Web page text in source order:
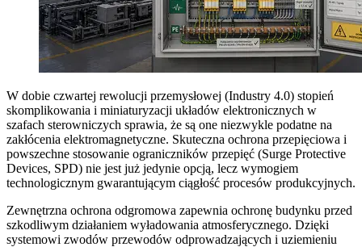
W dobie czwartej rewolucji przemysłowej (Industry 4.0) stopień
skomplikowania i miniaturyzacji układów elektronicznych w
szafach sterowniczych sprawia, że są one niezwykle podatne na
zakłócenia elektromagnetyczne. Skuteczna ochrona przepięciowa i
powszechne stosowanie ograniczników przepięć (Surge Protective
Devices, SPD) nie jest już jedynie opcją, lecz wymogiem
technologicznym gwarantującym ciągłość procesów produkcyjnych.
Zewnętrzna ochrona odgromowa zapewnia ochronę budynku przed
szkodliwym działaniem wyładowania atmosferycznego. Dzięki
systemowi zwodów przewodów odprowadzających i uziemieniu